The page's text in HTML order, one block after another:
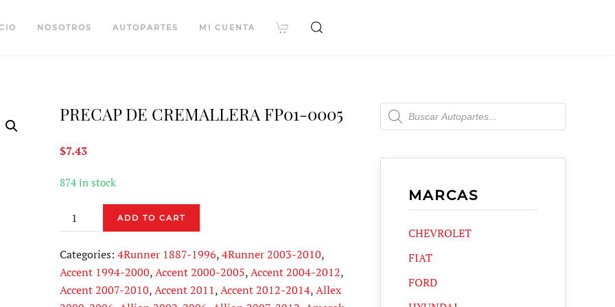
NOSOTROS AUTOPARTES MI CUENTA
PRECAP DE CREMALLERA FP01-0005
$7.43
874 in stock
PRECAP
DE
CREMALLERA
FP01-
0005
quantity
ADD TO CART
Categories: 4Runner 1887-1996,4Runner 2003-2010,
Accent 1994-2000,Accent 2000-2005,Accent 2004-2012,
Accent 2007-2010,Accent 2011,Accent 2012-2014,Allex
Products
search
MARCAS
CHEVROLET
FIAT
FORD